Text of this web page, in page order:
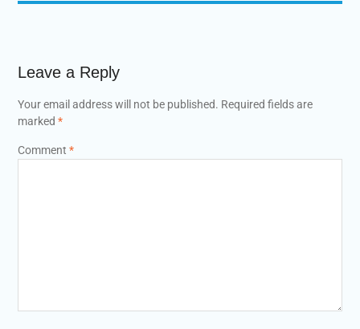
Leave a Reply
Your email address will not be published. Required fields are
marked *
Comment *